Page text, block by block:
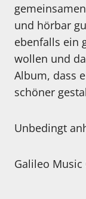
und hörbar
ebenfalls ein
wollen und
Album, dass
schöner
Unbedingt
Galileo